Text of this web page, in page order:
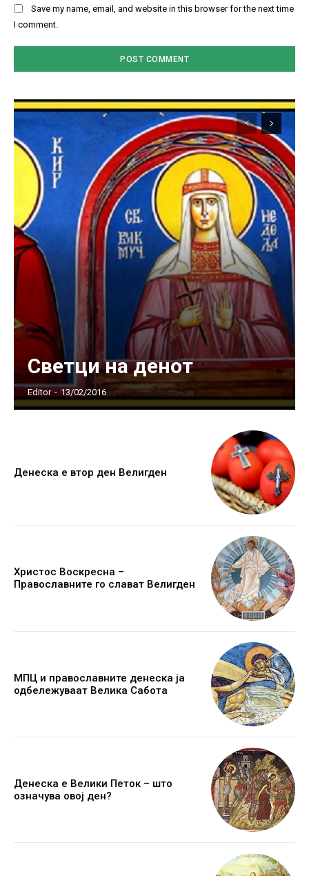
Save my name, email, and website in this browser for the next time
I comment.
Светци на денот
Editor - 13/02/2016
Денеска е втор ден Велигден
Христос Воскресна –
Православните го слават Велигден
МПЦ и православните денеска ја
одбележуваат Велика Сабота
Денеска е Велики Петок – што
означува овој ден?